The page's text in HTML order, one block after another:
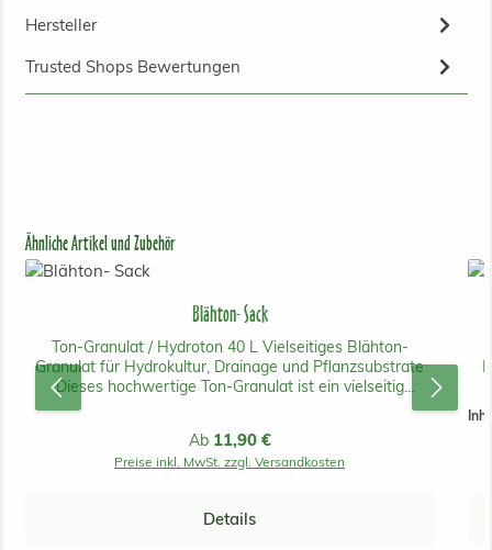
Hersteller
Trusted Shops Bewertungen
Produktgalerie überspringen
Ähnliche Artikel und Zubehör
Blähton- Sack
Ton-Granulat / Hydroton 40 L Vielseitiges Blähton-
Granulat für Hydrokultur, Drainage und Pflanzsubstrate
Dieses hochwertige Ton-Granulat ist ein vielseitig
einsetzbares Pflanzgranulat aus gebranntem Blähton. Es
Pflanzgefäßen sowie zur Auflockerung von Substraten.
Durch seine grobe, stabile Struktur unterstützt es eine
Kübelpflanzen, Dachgärten, Sedum-Bepflanzungen,
Regulärer Preis:
Ab 11,90 €
Preise inkl. MwSt. zzgl. Versandkosten
Details